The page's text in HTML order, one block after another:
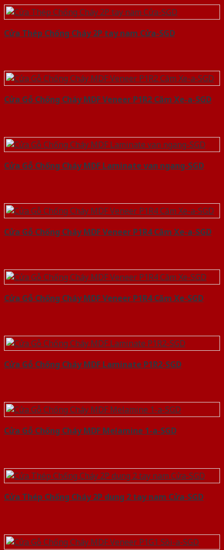
Cửa Thép Chống Cháy 2P tay nam Cửa-SGD
Cửa Gỗ Chống Cháy MDF Veneer P1R2 Căm Xe-a-SGD
Cửa Gỗ Chống Cháy MDF Laminate van ngang-SGD
Cửa Gỗ Chống Cháy MDF Veneer P1R4 Căm Xe-a-SGD
Cửa Gỗ Chống Cháy MDF Veneer P1R4 Căm Xe-SGD
Cửa Gỗ Chống Cháy MDF Laminate P1R2-SGD
Cửa Gỗ Chống Cháy MDF Melamine 1-a-SGD
Cửa Thép Chống Cháy 2P dung 2 tay nam Cửa-SGD